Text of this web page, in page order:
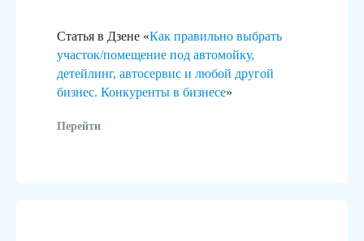
Статья в Дзене «Как правильно выбрать
участок/помещение под автомойку,
детейлинг, автосервис и любой другой
бизнес. Конкуренты в бизнесе»
Перейти